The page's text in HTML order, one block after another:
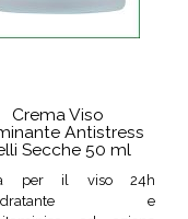
Crema Viso
Antistress
Secche 50 ml
per il viso 24h
e